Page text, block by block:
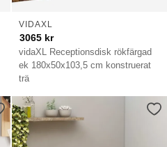
vidaXL Receptionsdisk rökfärgad
ek 180x50x103,5 cm konstruerat
trä
VIDAXL
3065 kr